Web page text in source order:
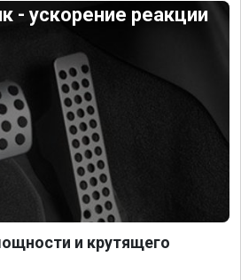
- ускорение реакции
и крутящего